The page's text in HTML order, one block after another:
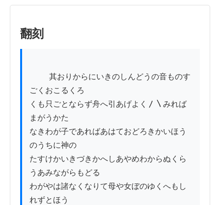
翻刻
ごくおこるくろ
くも只ごとならず舟へ引あげよく〳〵みれば
まがうかた
なきわが子であればあはておどろきかいほう
のうちに神の
たすけかいきづきかへしあやめわからぬくら
うあみながらもどる
わがやは諸なくなりて母や女ぼのゆくへもし
れずとほう